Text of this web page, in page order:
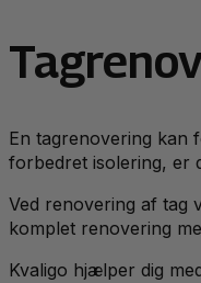
En tagrenovering kan
forbedret isolering, er
Ved renovering af tag
komplet renovering
Kvaligo hjælper dig